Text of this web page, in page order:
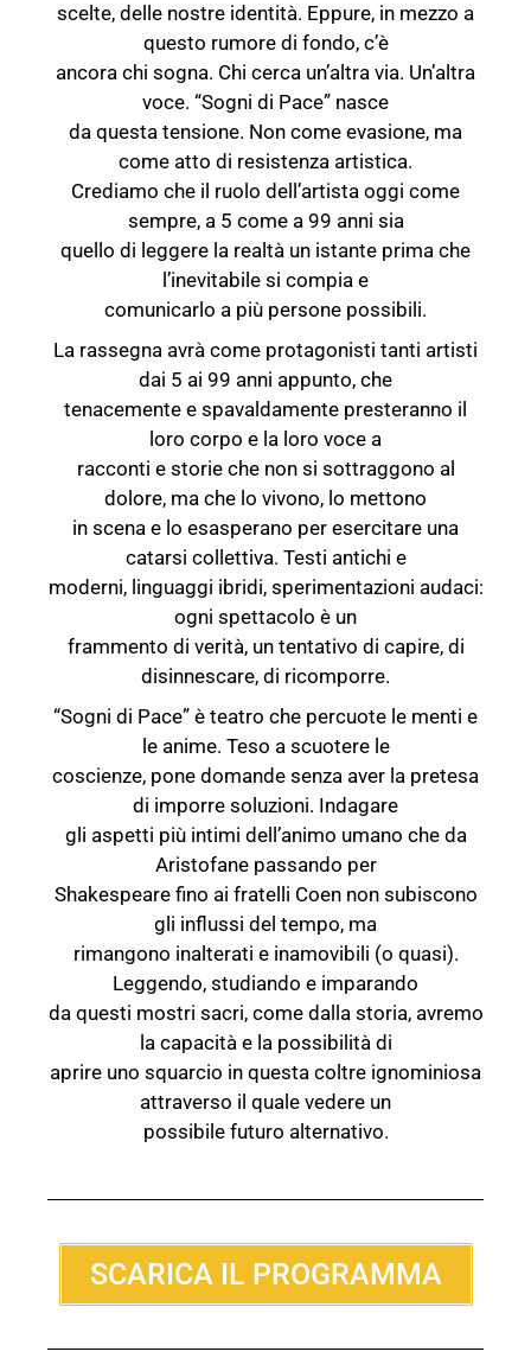
scelte, delle nostre identità. Eppure, in mezzo a
questo rumore di fondo, c’è
ancora chi sogna. Chi cerca un’altra via. Un’altra
voce. “Sogni di Pace” nasce
da questa tensione. Non come evasione, ma
come atto di resistenza artistica.
Crediamo che il ruolo dell’artista oggi come
sempre, a 5 come a 99 anni sia
quello di leggere la realtà un istante prima che
l’inevitabile si compia e
comunicarlo a più persone possibili.
La rassegna avrà come protagonisti tanti artisti
dai 5 ai 99 anni appunto, che
tenacemente e spavaldamente presteranno il
loro corpo e la loro voce a
racconti e storie che non si sottraggono al
dolore, ma che lo vivono, lo mettono
in scena e lo esasperano per esercitare una
catarsi collettiva. Testi antichi e
moderni, linguaggi ibridi, sperimentazioni audaci:
ogni spettacolo è un
frammento di verità, un tentativo di capire, di
disinnescare, di ricomporre.
“Sogni di Pace” è teatro che percuote le menti e
le anime. Teso a scuotere le
coscienze, pone domande senza aver la pretesa
di imporre soluzioni. Indagare
gli aspetti più intimi dell’animo umano che da
Aristofane passando per
Shakespeare fino ai fratelli Coen non subiscono
gli influssi del tempo, ma
rimangono inalterati e inamovibili (o quasi).
Leggendo, studiando e imparando
da questi mostri sacri, come dalla storia, avremo
la capacità e la possibilità di
aprire uno squarcio in questa coltre ignominiosa
attraverso il quale vedere un
possibile futuro alternativo.
SCARICA IL PROGRAMMA